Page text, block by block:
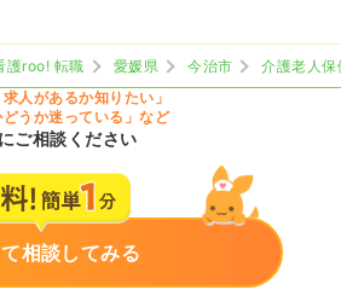
護roo! 転職 愛媛県 今治市
介護老人
求人があるか知りたい」
どうか迷っている」など
ご相談ください
相談してみる